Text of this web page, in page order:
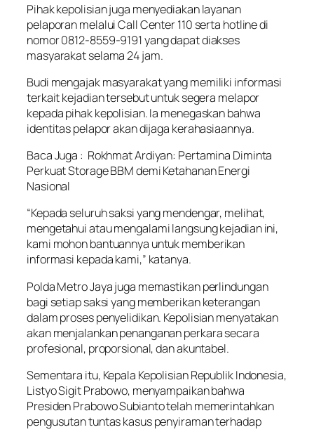
Pihak kepolisian juga menyediakan layanan
pelaporan melalui Call Center 110 serta hotline di
nomor 0812-8559-9191 yang dapat diakses
masyarakat selama 24 jam.
Budi mengajak masyarakat yang memiliki informasi
terkait kejadian tersebut untuk segera melapor
kepada pihak kepolisian. Ia menegaskan bahwa
identitas pelapor akan dijaga kerahasiaannya.
Baca Juga : Rokhmat Ardiyan: Pertamina Diminta
Perkuat Storage BBM demi Ketahanan Energi
Nasional
“Kepada seluruh saksi yang mendengar, melihat,
mengetahui atau mengalami langsung kejadian ini,
kami mohon bantuannya untuk memberikan
informasi kepada kami,” katanya.
Polda Metro Jaya juga memastikan perlindungan
bagi setiap saksi yang memberikan keterangan
dalam proses penyelidikan. Kepolisian menyatakan
akan menjalankan penanganan perkara secara
profesional, proporsional, dan akuntabel.
Sementara itu, Kepala Kepolisian Republik Indonesia,
Listyo Sigit Prabowo, menyampaikan bahwa
Presiden Prabowo Subianto telah memerintahkan
pengusutan tuntas kasus penyiraman terhadap